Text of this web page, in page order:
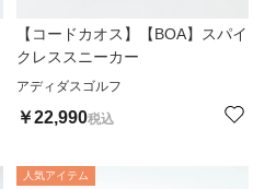
【コードカオス】【BOA】スパイ
クレススニーカー
アディダスゴルフ
￥22,990税込
人気アイテム